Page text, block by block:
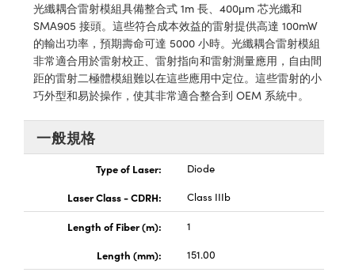
| 超快光學
Sputtering) Coated Optics |
濺鍍）鍍膜光學元件
Elements (DOE) | 繞射光
Lenses | 變焦鏡頭模組
Targets | 顯微鏡標靶
Stage Micrometers | 刻劃板或
Mechanics | 顯微鏡用結構件
and Couplers | 中繼鏡或耦合鏡
Microscopes | 袖珍顯微鏡
鏡
and Optomechanics |
Interface Cameras | 高速接口相
| 模擬相機
Development Systems
Optical Company
Components
光纖耦合雷射模組具備整合式 1m 長、400μm 芯光纖和
SMA905 接頭。這些符合成本效益的雷射提供高達 100mW
的輸出功率，預期壽命可達 5000 小時。光纖耦合雷射模組
非常適合用於雷射校正、雷射指向和雷射測量應用，自由間
距的雷射二極體模組難以在這些應用中定位。這些雷射的小
巧外型和易於操作，使其非常適合整合到 OEM 系統中。
一般規格
Type of Laser:
Diode
Laser Class - CDRH:
Class IIIb
Length of Fiber (m):
1
Length (mm):
151.00